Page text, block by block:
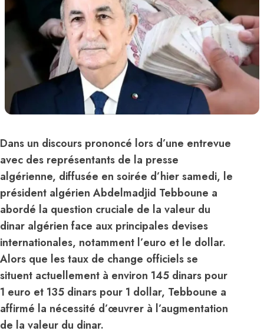
Dans un discours prononcé lors d’une entrevue
avec des représentants de la presse
algérienne, diffusée en soirée d’hier samedi, le
président algérien Abdelmadjid Tebboune a
abordé la question cruciale de la valeur du
dinar algérien face aux principales devises
internationales, notamment l’euro et le dollar.
Alors que les taux de change officiels se
situent actuellement à environ 145 dinars pour
1 euro et 135 dinars pour 1 dollar, Tebboune a
affirmé la nécessité d’œuvrer à l’augmentation
de la valeur du dinar.